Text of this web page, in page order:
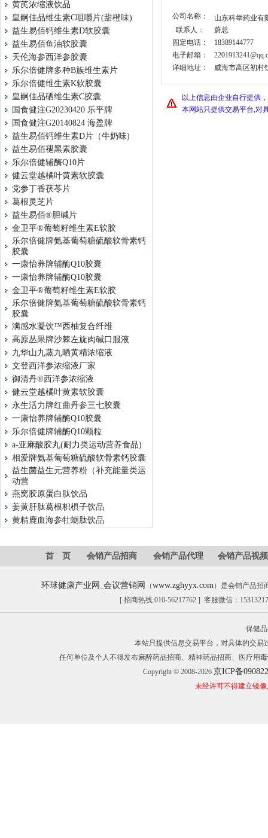
黄芪浓缩液饮品
皇嗣佳品维生素C咀嚼片(甜橙味)
益生易佰钙维生素D软胶囊
益生易佰鱼油软胶囊
天伦海参西洋参胶囊
乐尔倍健牌多种B族维生素片
乐尔倍健维生素K软胶囊
皇嗣佳品硒维生素C胶囊
国食健注G20230420 乐平牌
国食健注G20140824 海盈牌
益生易佰钙维生素D片（牛奶味)
益生易佰褪黑素胶囊
乐尔倍健辅酶Q10片
健云堂越橘叶黄素软胶囊
党参丁香茯苓片
葛根灵芝片
益生易佰®胆碱片
金卫平®葡萄籽维生素E软胶
乐尔倍健牌氨基葡萄糖硫酸软骨素钙
胶囊
一康怡养牌辅酶Q10胶囊
一康怡养牌辅酶Q10胶囊
金卫平®葡萄籽维生素E软胶
乐尔倍健牌氨基葡萄糖硫酸软骨素钙
胶囊
满感水凝饮™西柚复合纤维
高原丛果牌沙棘左旋肉碱口服液
九华山九蒸九晒黄精浓缩液
文登西洋参浓缩液厂家
御清丹®西洋参浓缩液
健云堂越橘叶黄素软胶囊
永生活力牌红曲丹参三七胶囊
一康怡养牌辅酶Q10胶囊
乐尔倍健牌辅酶Q10颗粒
a-亚麻酸胶丸(耐力类运动营养食品)
相爱牌氨基葡萄糖硫酸软骨素钙胶囊
益生菌益生元营养粉（补充能量类运
动营
燕窝胶原蛋白肽饮品
姜黄肝肽葛根枳椇子饮品
黄精鹿血海参牡蛎肽饮品
公司名称：
山东科举药业有
联系人：
蔚总
固定电话：
18389144777
电子邮箱：
详细地址：
威海市高区初村
以上信息由企业自行提供
本网站只提供交易平台,对
首 页 会销产品招商 会销产品代理 会销产品视频
环球健康产业网 会议营销网 （www.zghyyx.com）是会销产品招
[ 招商热线:010-56217762 ] 客服微信：
保健
本站只提供信息交易平台，对具体的交
任何单位及个人不得发布麻醉药品招商、精神药品招商、医疗用
Copyright © 2008-2026 京ICP备
未经许可不得建立镜